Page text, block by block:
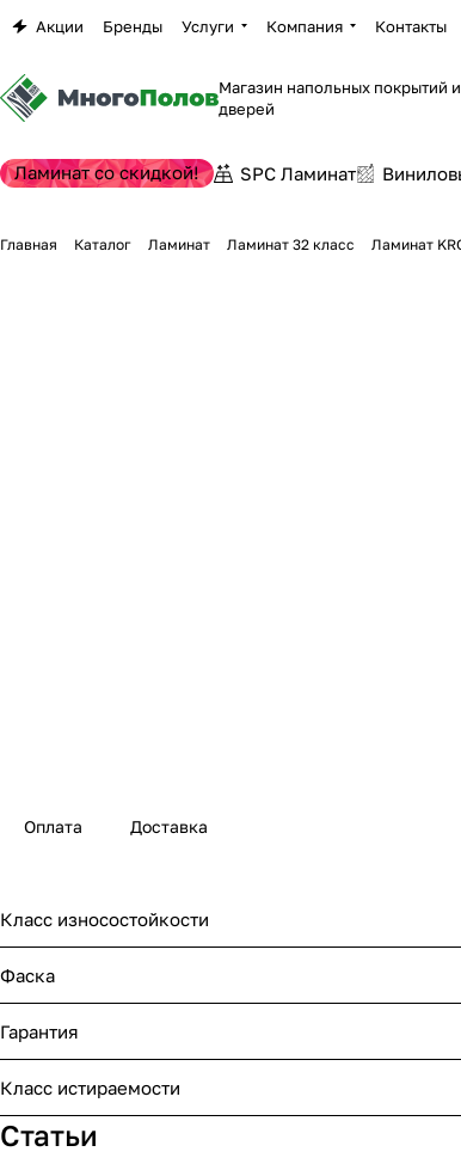
Акции Бренды Услуги Компания Контакты
Магазин напольных покрытий и
дверей
Ламинат со скидкой! SPC Ламинат
Главная Каталог Ламинат Ламинат 32 класс Ламинат
Оплата Доставка
Класс износостойкости
Фаска
Гарантия
Класс истираемости
Статьи